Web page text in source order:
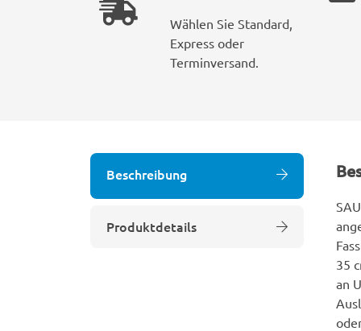
Wählen Sie Standard,
Express oder
Terminversand.
Beschreibung
Produktdetails
35
an